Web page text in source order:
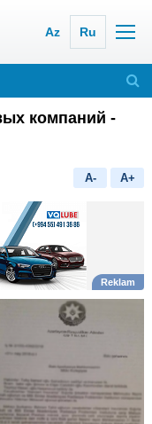
Az Ru
компаний -
A- A+